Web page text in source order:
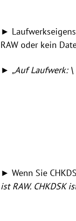
►
RAW oder kein
► „Auf Laufwerk:
► Wenn Sie
ist RAW. CHKDSK